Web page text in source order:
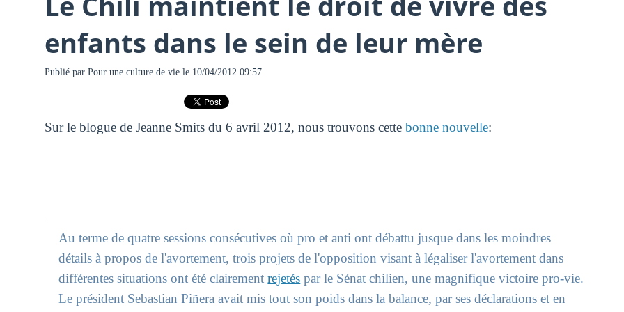
enfants dans le sein de leur mère
Publié par Pour une culture de viele 10/04/2012 09:57
Sur le blogue de Jeanne Smits du 6 avril 2012, nous trouvons cette bonne nouvelle:
Au terme de quatre sessions consécutives où pro et anti ont débattu jusque dans les moindres
détails à propos de l'avortement, trois projets de l'opposition visant à légaliser l'avortement dans
différentes situations ont été clairementrejetés par le Sénat chilien, une magnifique victoire pro-vie.
Le président Sebastian Piñera avait mis tout son poids dans la balance, par ses déclarations et en